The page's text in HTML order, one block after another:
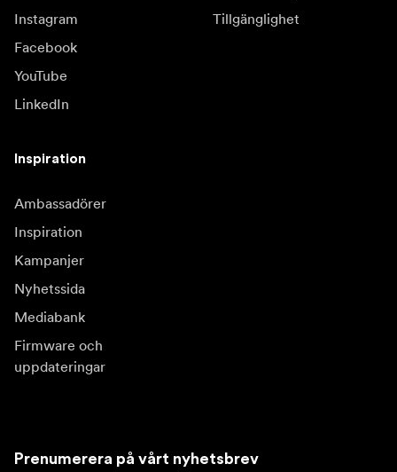
Instagram
Facebook
YouTube
LinkedIn
Tillgänglighet
Inspiration
Ambassadörer
Inspiration
Kampanjer
Nyhetssida
Mediabank
Firmware och
uppdateringar
Prenumerera på vårt nyhetsbrev